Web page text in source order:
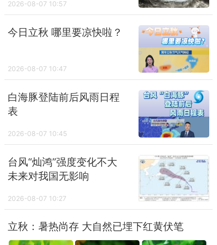
2026-08-07 10:57
今日立秋 哪里要凉快啦？
2026-08-07 10:47
白海豚登陆前后风雨日程
表
2026-08-07 10:45
台风“灿鸿”强度变化不大
未来对我国无影响
2026-08-07 10:27
立秋：暑热尚存 大自然已埋下红黄伏笔